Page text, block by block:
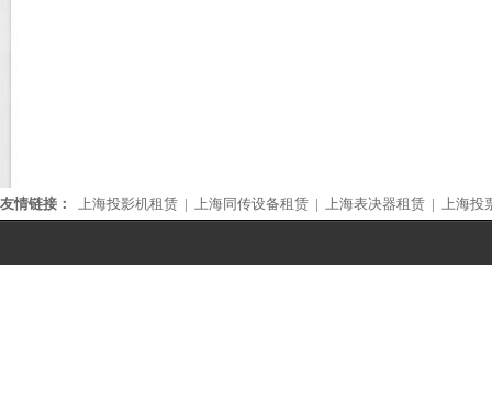
友情链接： 上海投影机租赁 | 上海同传设备租赁 | 上海表决器租赁 | 上海投